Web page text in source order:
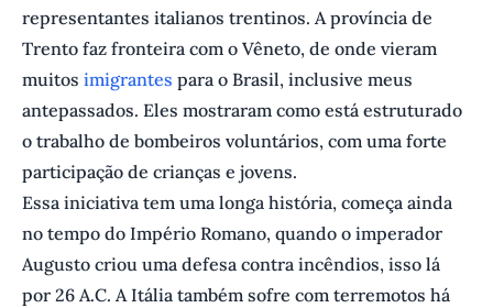
representantes italianos trentinos. A província de
Trento faz fronteira com o Vêneto, de onde vieram
muitos imigrantes para o Brasil, inclusive meus
antepassados. Eles mostraram como está estruturado
o trabalho de bombeiros voluntários, com uma forte
participação de crianças e jovens.
Essa iniciativa tem uma longa história, começa ainda
no tempo do Império Romano, quando o imperador
Augusto criou uma defesa contra incêndios, isso lá
por 26 A.C. A Itália também sofre com terremotos há